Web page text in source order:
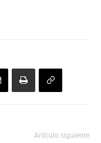
Artículo siguiente